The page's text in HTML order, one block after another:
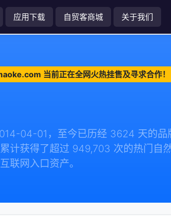
应用下载 自贸客商城 关于我们
当前正在全网火热挂售及寻求合作！
04-01，至今已历经 3624 天的品
计获得了超过 949,703 次的热门自然
联网入口资产。